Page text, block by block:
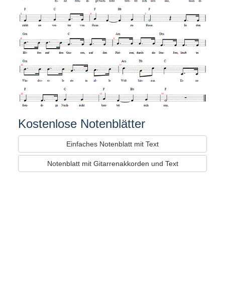
Kostenlose Notenblätter
Einfaches Notenblatt mit Text
Notenblatt mit Gitarrenakkorden und Text